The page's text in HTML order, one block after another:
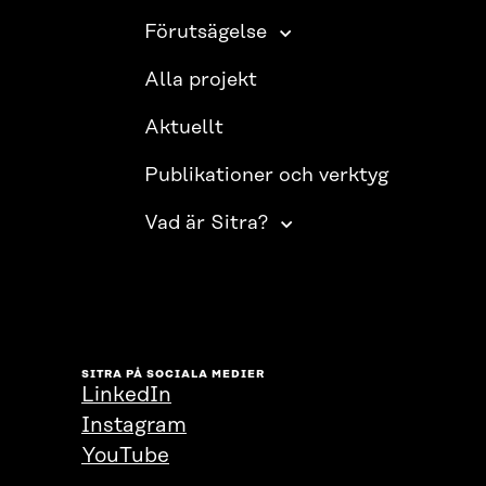
Förutsägelse
Alla projekt
Aktuellt
Publikationer och verktyg
Vad är Sitra?
SITRA PÅ SOCIALA MEDIER
LinkedIn
Instagram
YouTube